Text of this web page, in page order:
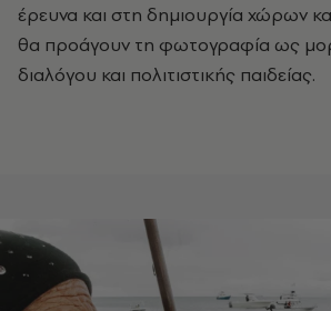
έρευνα και στη δημιουργία χώρων
θα προάγουν τη φωτογραφία ως
διαλόγου και πολιτιστικής παιδείας.